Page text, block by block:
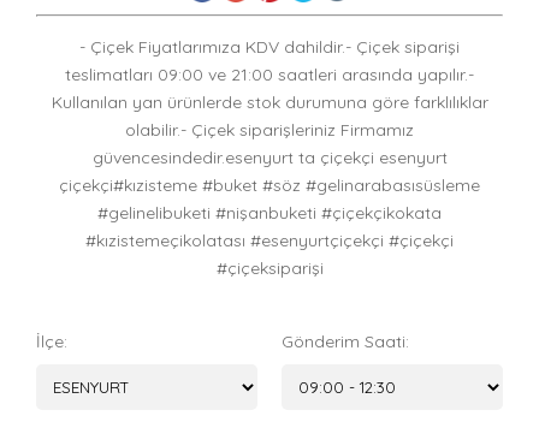
- Çiçek Fiyatlarımıza KDV dahildir.- Çiçek siparişi
teslimatları 09:00 ve 21:00 saatleri arasında yapılır.-
Kullanılan yan ürünlerde stok durumuna göre farklılıklar
olabilir.- Çiçek siparişleriniz Firmamız
güvencesindedir.esenyurt ta çiçekçi esenyurt
çiçekçi#kızisteme #buket #söz #gelinarabasısüsleme
#gelinelibuketi #nişanbuketi #çiçekçikokata
#kızistemeçikolatası #esenyurtçiçekçi #çiçekçi
#çiçeksiparişi
İlçe: Gönderim Saati: